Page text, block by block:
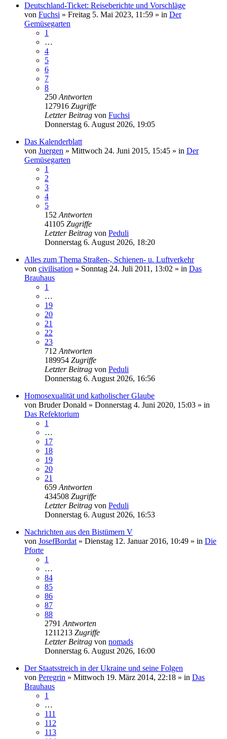
Deutschland-Ticket: Reiseberichte und Vorschläge
von Fuchsi » Freitag 5. Mai 2023, 11:59 » in Der
Gemüsegarten
1
…
4
5
6
7
8
250 Antworten
127916 Zugriffe
Letzter Beitrag von Fuchsi
Donnerstag 6. August 2026, 19:05
Das Kalenderblatt
von Juergen » Mittwoch 24. Juni 2015, 15:45 » in Der
Gemüsegarten
1
2
3
4
5
152 Antworten
41105 Zugriffe
Letzter Beitrag von Peduli
Donnerstag 6. August 2026, 18:20
Alles zum Thema Straßen-, Schienen- u. Luftverkehr
von civilisation » Sonntag 24. Juli 2011, 13:02 » in Das
Brauhaus
1
…
19
20
21
22
23
712 Antworten
189954 Zugriffe
Letzter Beitrag von Peduli
Donnerstag 6. August 2026, 16:56
Homosexualität und katholischer Glaube
von Bruder Donald » Donnerstag 4. Juni 2020, 15:03 » in
Das Refektorium
1
…
17
18
19
20
21
659 Antworten
434508 Zugriffe
Letzter Beitrag von Peduli
Donnerstag 6. August 2026, 16:53
Nachrichten aus den Bistümern V
von JosefBordat » Dienstag 12. Januar 2016, 10:49 » in Die
Pforte
1
…
84
85
86
87
88
2791 Antworten
1211213 Zugriffe
Letzter Beitrag von nomads
Donnerstag 6. August 2026, 16:00
Der Staatsstreich in der Ukraine und seine Folgen
von Peregrin » Mittwoch 19. März 2014, 22:18 » in Das
Brauhaus
1
…
111
112
113